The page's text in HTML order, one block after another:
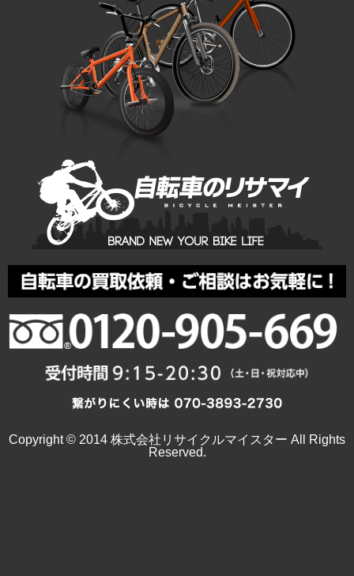
Copyright © 2014 株式会社リサイクルマイスター All Rights
Reserved.